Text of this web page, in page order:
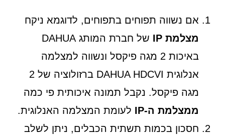
אם נשווה תפוחים בתפוחים, לדוגמא ניקח
מצלמת IP
של חברת המותג DAHUA
באיכות 2 מגה פיקסל ונשווה למצלמה
אנלוגית DAHUA HDCVI ברזולוציה של 2
מגה פיקסל. נקבל תמונה איכותית פי כמה
ממצלמת ה-IP
לעומת המצלמה האנלוגית.
חסכון בכמות תשתית הכבלים, ניתן לשלב